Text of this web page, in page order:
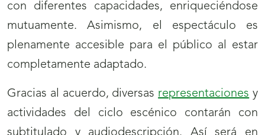
con diferentes capacidades, enriqueciéndose
mutuamente. Asimismo, el espectáculo es
plenamente accesible para el público al estar
completamente adaptado.
Gracias al acuerdo, diversas representaciones y
actividades del ciclo escénico contarán con